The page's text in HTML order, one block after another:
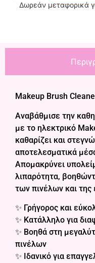
Δωρεάν μεταφορικά
Makeup Brush
Αναβάθμισε την
με το ηλεκτρικό
καθαρίζει και
αποτελεσματικά
Απομακρύνει
λιπαρότητα,
των πινέλων και της
✨ Γρήγορος και
✨ Κατάλληλο για
✨ Βοηθά στη
πινέλων
✨ Ιδανικό για